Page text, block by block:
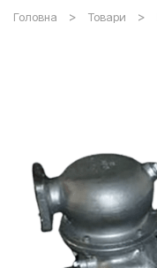
Головна Товари